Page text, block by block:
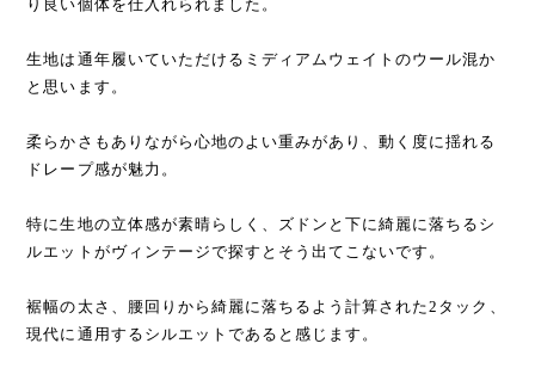
り良い個体を仕入れられました。
生地は通年履いていただけるミディアムウェイトのウール混か
と思います。
柔らかさもありながら心地のよい重みがあり、動く度に揺れる
ドレープ感が魅力。
特に生地の立体感が素晴らしく、ズドンと下に綺麗に落ちるシ
ルエットがヴィンテージで探すとそう出てこないです。
裾幅の太さ、腰回りから綺麗に落ちるよう計算された2タック、
現代に通用するシルエットであると感じます。